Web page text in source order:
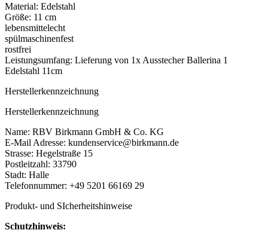
Material: Edelstahl
Größe: 11 cm
lebensmittelecht
spülmaschinenfest
rostfrei
Leistungsumfang: Lieferung von 1x Ausstecher Ballerina 1
Edelstahl 11cm
Herstellerkennzeichnung
Herstellerkennzeichnung
Name: RBV Birkmann GmbH & Co. KG
E-Mail Adresse: kundenservice@birkmann.de
Strasse: Hegelstraße 15
Postleitzahl: 33790
Stadt: Halle
Telefonnummer: +49 5201 66169 29
Produkt- und SIcherheitshinweise
Schutzhinweis: